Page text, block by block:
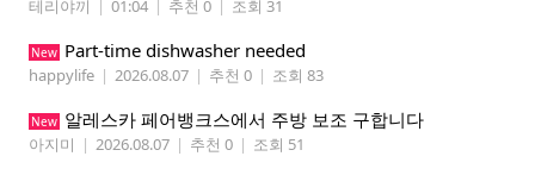
테리야끼 01:04 추천 0 조회 31
New Part-time dishwasher needed
happylife | 2026.08.07 | 추천 0 | 조회 83
New 알레스카 페어뱅크스에서 주방 보조 구합니다
아지미 | 2026.08.07 | 추천 0 | 조회 51